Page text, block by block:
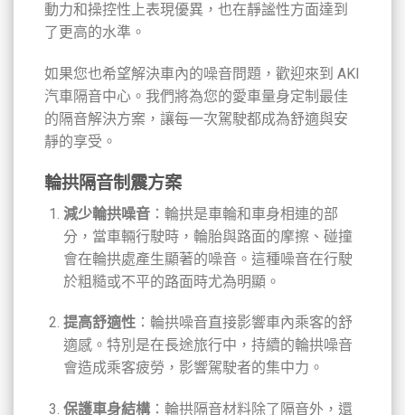
動力和操控性上表現優異，也在靜謐性方面達到
了更高的水準。
如果您也希望解決車內的噪音問題，歡迎來到 AKI
汽車隔音中心。我們將為您的愛車量身定制最佳
的隔音解決方案，讓每一次駕駛都成為舒適與安
靜的享受。
輪拱隔音制震方案
減少輪拱噪音：輪拱是車輪和車身相連的部
分，當車輛行駛時，輪胎與路面的摩擦、碰撞
會在輪拱處產生顯著的噪音。這種噪音在行駛
於粗糙或不平的路面時尤為明顯。
提高舒適性：輪拱噪音直接影響車內乘客的舒
適感。特別是在長途旅行中，持續的輪拱噪音
會造成乘客疲勞，影響駕駛者的集中力。
保護車身結構：輪拱隔音材料除了隔音外，還